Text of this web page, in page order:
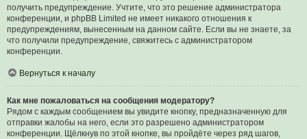
получить предупреждение. Учтите, что это решение администратора
конференции, и phpBB Limited не имеет никакого отношения к
предупреждениям, вынесенным на данном сайте. Если вы не знаете, за
что получили предупреждение, свяжитесь с администратором
конференции.
Вернуться к началу
Как мне пожаловаться на сообщения модератору?
Рядом с каждым сообщением вы увидите кнопку, предназначенную для
отправки жалобы на него, если это разрешено администратором
конференции. Щёлкнув по этой кнопке, вы пройдёте через ряд шагов,